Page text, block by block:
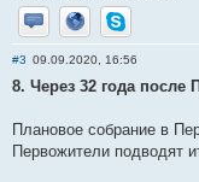
Отправить личное
СайтSkype
#3 09.09.2020, 16:56
8. Через 32 года после
Плановое собрание в
Первожители подводят